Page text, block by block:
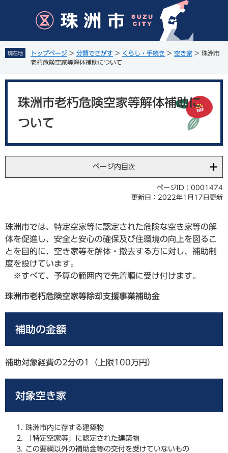
先
頭
す
を
飛
し
現在地 トップページ > 分類でさがす > くらし・手続き > 空き家 > 珠洲市
老朽危険空家等解体補助について
珠洲市老朽危険空家等解体補助に
ついて
ページ内目次
ページID：0001474
更新日：2022年1月17日更新
珠洲市では、特定空家等に認定された危険な空き家等の解
体を促進し、安全と安心の確保及び住環境の向上を図るこ
とを目的に、空き家等を解体・撤去する方に対し、補助制
度を設けています。
※すべて、予算の範囲内で先着順に受け付けます。
珠洲市老朽危険空家等除却支援事業補助金
補助の金額
補助対象経費の2分の1（上限100万円）
対象空き家
珠洲市内に存する建築物
「特定空家等」に認定された建築物
この要綱以外の補助金等の交付を受けていないもの